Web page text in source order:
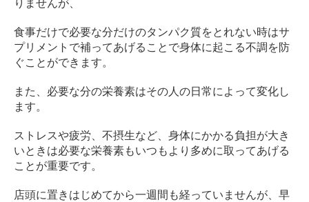
りませんが、
食事だけで必要な分だけのタンパク質をとれない時はサ
プリメントで補ってあげることで身体に起こる不調を防
ぐことができます。
また、必要な分の栄養素はその人の日常によって変化し
ます。
ストレスや疲労、不摂生など、身体にかかる負担が大き
いときは必要な栄養素もいつもより多めに取ってあげる
ことが重要です。
店頭に置きはじめてから一週間も経っていませんが、早